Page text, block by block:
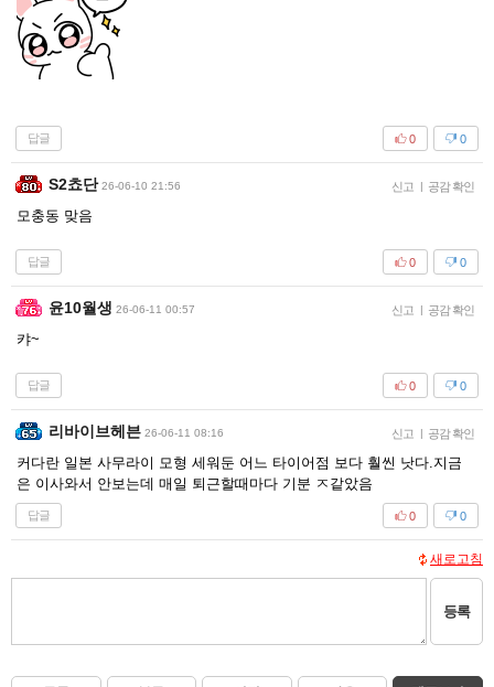
답글 0
0
S2쵸단 26-06-10 21:56 신고 | 공감 확인
모충동 맞음
답글 0
0
윤10월생 26-06-11 00:57 신고 | 공감 확인
캬~
답글 0
0
리바이브헤븐 26-06-11 08:16 신고 | 공감 확인
커다란 일본 사무라이 모형 세워둔 어느 타이어점 보다 훨씬 낫다.지금
은 이사와서 안보는데 매일 퇴근할때마다 기분 ㅈ같았음
답글 0
0
새로고침
등록